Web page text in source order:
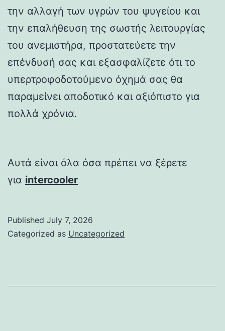
την αλλαγή των υγρών του ψυγείου και
την επαλήθευση της σωστής λειτουργίας
του ανεμιστήρα, προστατεύετε την
επένδυσή σας και εξασφαλίζετε ότι το
υπερτροφοδοτούμενο όχημά σας θα
παραμείνει αποδοτικό και αξιόπιστο για
πολλά χρόνια.
Αυτά είναι όλα όσα πρέπει να ξέρετε
για intercooler
Published July 7, 2026
Categorized as Uncategorized